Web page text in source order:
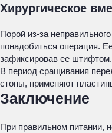
Хирургическое
Порой из-за
понадобиться операция.
зафиксировав ее штифтом.
В период сращивания
стопы, применяют
Заключение
При правильном питании,